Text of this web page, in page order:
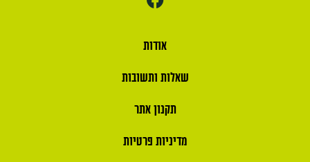
אודות
שאלות ותשובות
תקנון אתר
מדיניות פרטיות